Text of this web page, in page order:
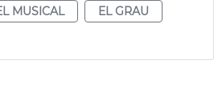
MUSICAL
EL GRAU